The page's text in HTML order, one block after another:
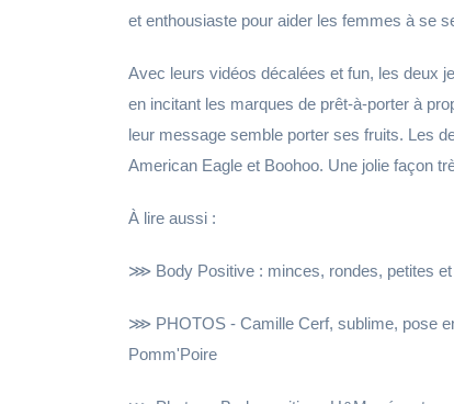
et enthousiaste pour aider les femmes à se
Avec leurs vidéos décalées et fun, les deux
en incitant les marques de prêt-à-porter à
leur message semble porter ses fruits. Les
American Eagle et Boohoo. Une jolie façon
À lire aussi :
⋙ Body Positive : minces, rondes, petites et
⋙ PHOTOS - Camille Cerf, sublime, pose
Pomm'Poire